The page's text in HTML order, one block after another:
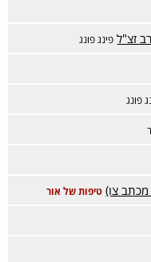
זצ"ל פינג פונג
פונג
צו) טיפות של אור